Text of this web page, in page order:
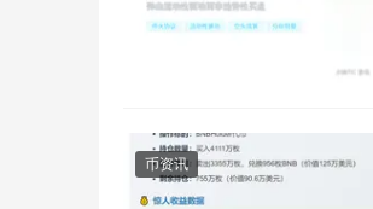
币资讯